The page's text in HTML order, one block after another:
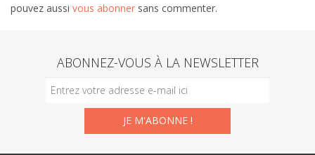
pouvez aussi vous abonner sans commenter.
ABONNEZ-VOUS À LA NEWSLETTER